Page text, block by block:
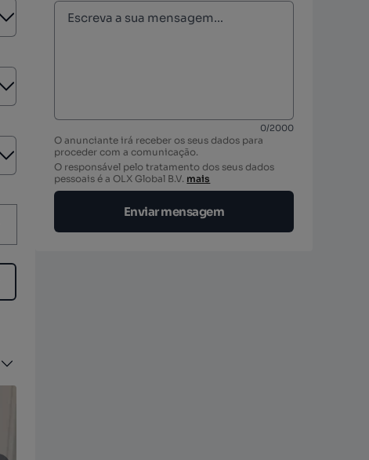
Aberto
Aberto
Aberto
0/2000
O anunciante irá receber os seus dados para
proceder com a comunicação.
O responsável pelo tratamento dos seus dados
pessoais é a OLX Global B.V. mais
Enviar mensagem